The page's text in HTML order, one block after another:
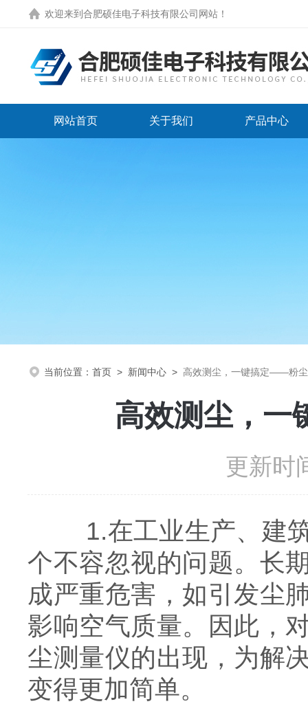
欢迎来到 合肥硕佳电子科技有限公司网站 ！
网站首页 关于我们 产品中心
当前位置： 首页 > 新闻中心 > 高效测尘，一键搞定——粉
高效测尘，
更新时
1.在工业生产、建筑
个不容忽视的问题。长
成严重危害，如引发尘
影响空气质量。因此，
尘测量仪的出现，为解
变得更加简单。